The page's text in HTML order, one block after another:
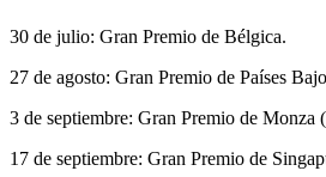
30 de julio: Gran Premio de Bélgica.
27 de agosto: Gran Premio de Países
3 de septiembre: Gran Premio de Monza
17 de septiembre: Gran Premio de